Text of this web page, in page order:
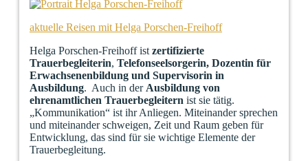
aktuelle Reisen mit Helga Porschen-Freihoff
Helga Porschen-Freihoff ist zertifizierte
Trauerbegleiterin, Telefonseelsorgerin, Dozentin für
Erwachsenenbildung und Supervisorin in
Ausbildung. Auch in der Ausbildung von
ehrenamtlichen Trauerbegleitern ist sie tätig.
„Kommunikation“ ist ihr Anliegen. Miteinander sprechen
und miteinander schweigen, Zeit und Raum geben für
Entwicklung, das sind für sie wichtige Elemente der
Trauerbegleitung.